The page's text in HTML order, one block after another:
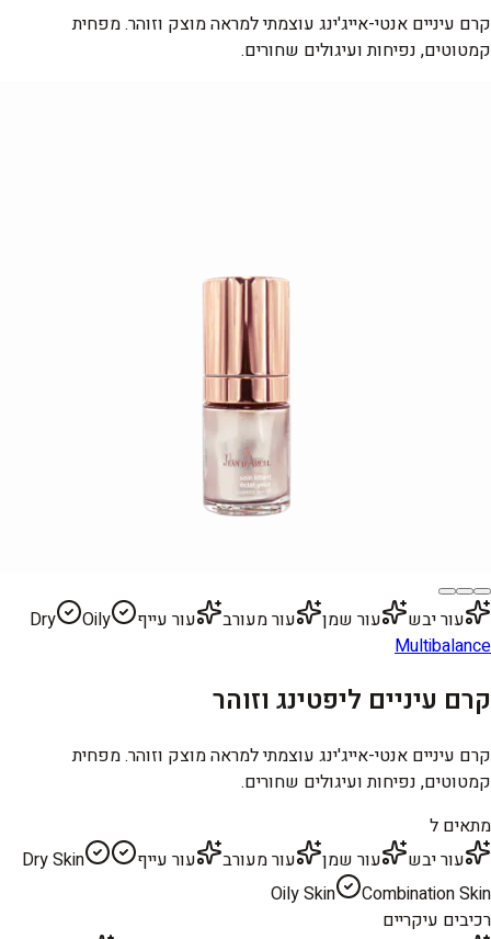
קרם עיניים אנטי-אייג'ינג עוצמתי למראה מוצק וזוהר. מפחית
קמטוטים, נפיחות ועיגולים שחורים.
עור יבש עור שמן עור מעורב עור עייף Dry
Oily
Multibalance
קרם עיניים ליפטינג וזוהר
קרם עיניים אנטי-אייג'ינג עוצמתי למראה מוצק וזוהר. מפחית
קמטוטים, נפיחות ועיגולים שחורים.
מתאים ל
עור יבש
עור שמן עור מעורב עור עייף
Dry Skin
Oily Skin
Combination Skin
רכיבים עיקריים